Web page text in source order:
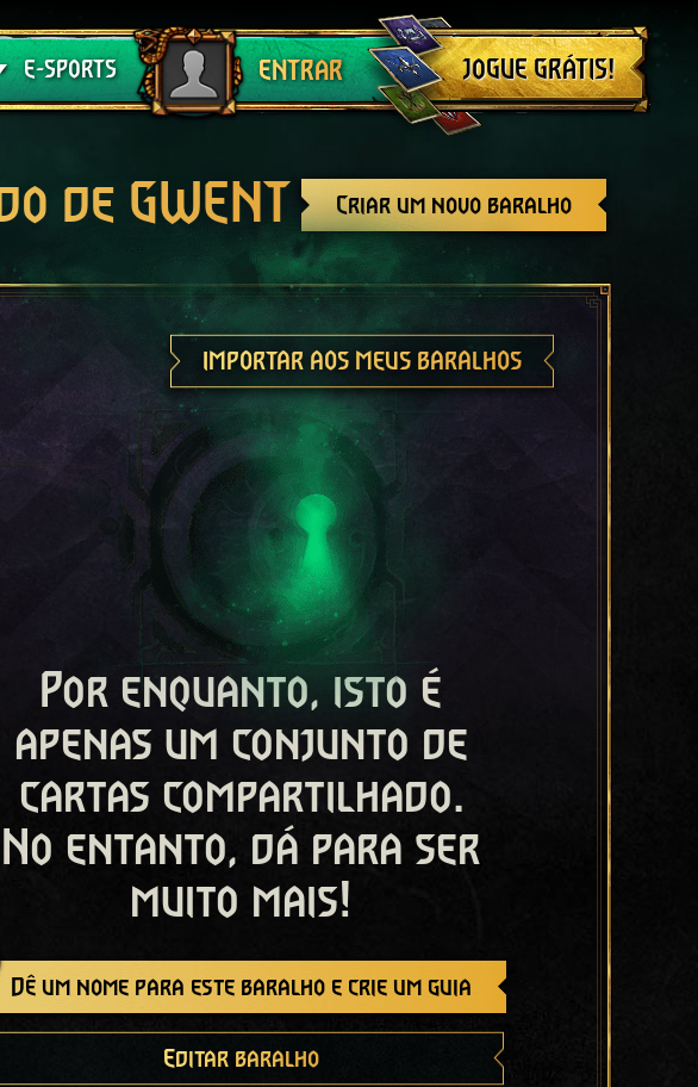
E-SPORTS ENTRAR
Sair
JOGUE GRÁTIS!
Criar um novo baralho
de GWENT
IMPORTAR AOS MEUS BARALHOS
Por enquanto, isto é
apenas um conjunto de
cartas compartilhado.
No entanto, dá para ser
muito mais!
Dê um nome para este baralho e crie um guia
Editar baralho